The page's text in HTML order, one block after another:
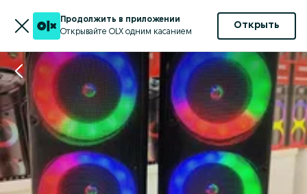
Продолжить в приложении
Открывайте OLX одним касанием
Открыть